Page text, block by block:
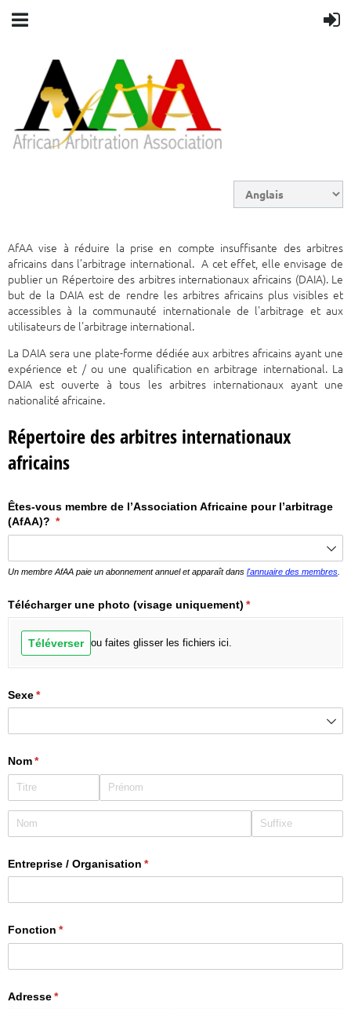
AfAA vise à réduire la prise en compte insuffisante des arbitres
africains dans l’arbitrage international. A cet effet, elle envisage de
publier un Répertoire des arbitres internationaux africains (DAIA). Le
but de la DAIA est de rendre les arbitres africains plus visibles et
accessibles à la communauté internationale de l'arbitrage et aux
utilisateurs de l'arbitrage international.
La DAIA sera une plate-forme dédiée aux arbitres africains ayant une
expérience et / ou une qualification en arbitrage international. La
DAIA est ouverte à tous les arbitres internationaux ayant une
nationalité africaine.